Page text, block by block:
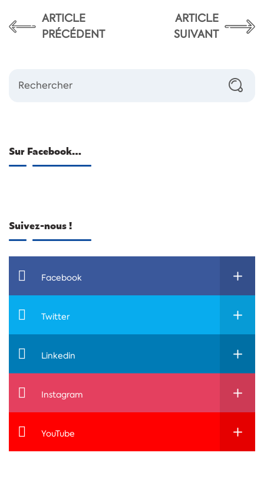
ARTICLE
PRÉCÉDENT
ARTICLE
SUIVANT
Sur Facebook…
Suivez-nous !
Facebook
Twitter
Linkedin
Instagram
YouTube